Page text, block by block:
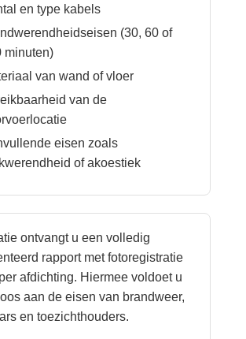
en type kabels
(30, 60 of
minuten)
van wand of vloer
van de
eisen zoals
of akoestiek
ontvangt u een volledig
rapport met fotoregistratie
afdichting. Hiermee voldoet u
aan de eisen van brandweer,
en toezichthouders.